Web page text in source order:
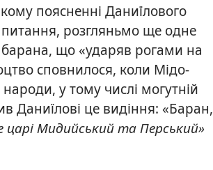
поясненні Даниїлового
розгляньмо ще одне
що «ударяв рогами на
сповнилося, коли Мідо-
у тому числі могутній
Даниїлові це видіння: «Баран,
царі Мидийський та Перський»